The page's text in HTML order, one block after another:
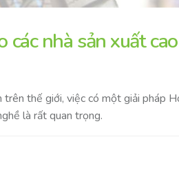
các nhà sản xuất
thế giới, việc có một giải pháp
là rất quan trọng.